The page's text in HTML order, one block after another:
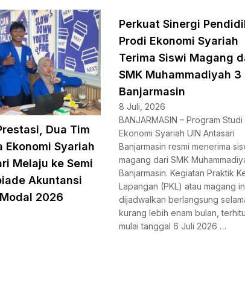
Dua Tim
Ekonomi Syariah
Melaju ke Semi
Akuntansi
2026
Perkuat Sinergi
Prodi Ekonomi Syariah
Terima Siswi Magang
SMK Muhammadiyah 3
Banjarmasin
8 Juli, 2026
BANJARMASIN – Program
Ekonomi Syariah UIN Antasari
Banjarmasin resmi menerima
magang dari SMK
Banjarmasin. Kegiatan Praktik
Lapangan (PKL) atau magang
dijadwalkan berlangsung
kurang lebih enam bulan,
mulai tanggal 6 Juli 2026 …